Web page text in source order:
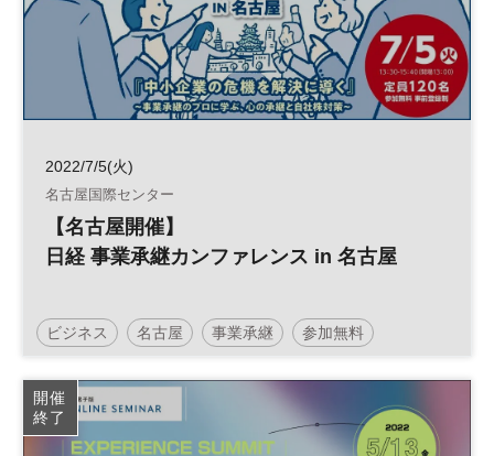
セミナー
2022/7/5(火)
名古屋国際センター
【名古屋開催】
日経 事業承継カンファレンス in 名古屋
ビジネス 名古屋 事業承継 参加無料
開催
終了